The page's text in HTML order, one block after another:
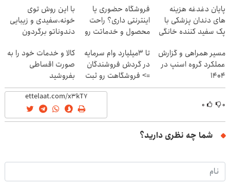
پایان دغدغه هزینه
های دندان پزشکی با
پک سفید کننده خانگی
فروشگاه حضوری یا
اینترنتی داری؟ راحت
محصول و خدماتت رو
با این روش توی
خونه،سفیدی و زیبایی
دندوناتو برگردون
مسیر همراهی و گزارش
عملکرد گروه اسنپ در
۱۴۰۴
تا 3میلیارد وام سرمایه
در گردش فروشندگان
=> فروشگاهت رو ثبت
کن
کالا و خدمات خود را به
صورت اقساطی
بفروشید
۰ ۰
شما چه نظری دارید؟